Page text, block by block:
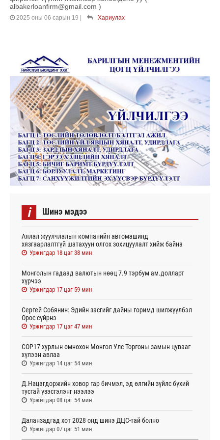
albakerloanfirm@gmail.com )
2025 оны 06 сарын 19 Хариулах
i Шинэ мэдээ
Аялал жуулчлалын компанийн автомашинд
хязгаарлалтгүй шатахуун олгох зохицуулалт хийж байна
Уржигдар 18 цаг 38 мин
Монголын гадаад валютын нөөц 7.9 тэрбум ам.долларт
хүрчээ
Уржигдар 17 цаг 59 мин
Сергей Собянин: Эдийн засгийг дайны горимд шилжүүлбэл
Орос сүйрнэ
Уржигдар 17 цаг 47 мин
COP17 хурлын өмнөхөн Монгол Улс Торгоны замын цувааг
хүлээн авлаа
Уржигдар 14 цаг 54 мин
Д.Нацагдоржийн ховор гар бичмэл, эд өлгийн зүйлс бүхий
тусгай үзэсгэлэнг нээлээ
Уржигдар 08 цаг 54 мин
Даланзадгад хот 2028 онд шинэ ДЦС-тай болно
Уржигдар 07 цаг 51 мин